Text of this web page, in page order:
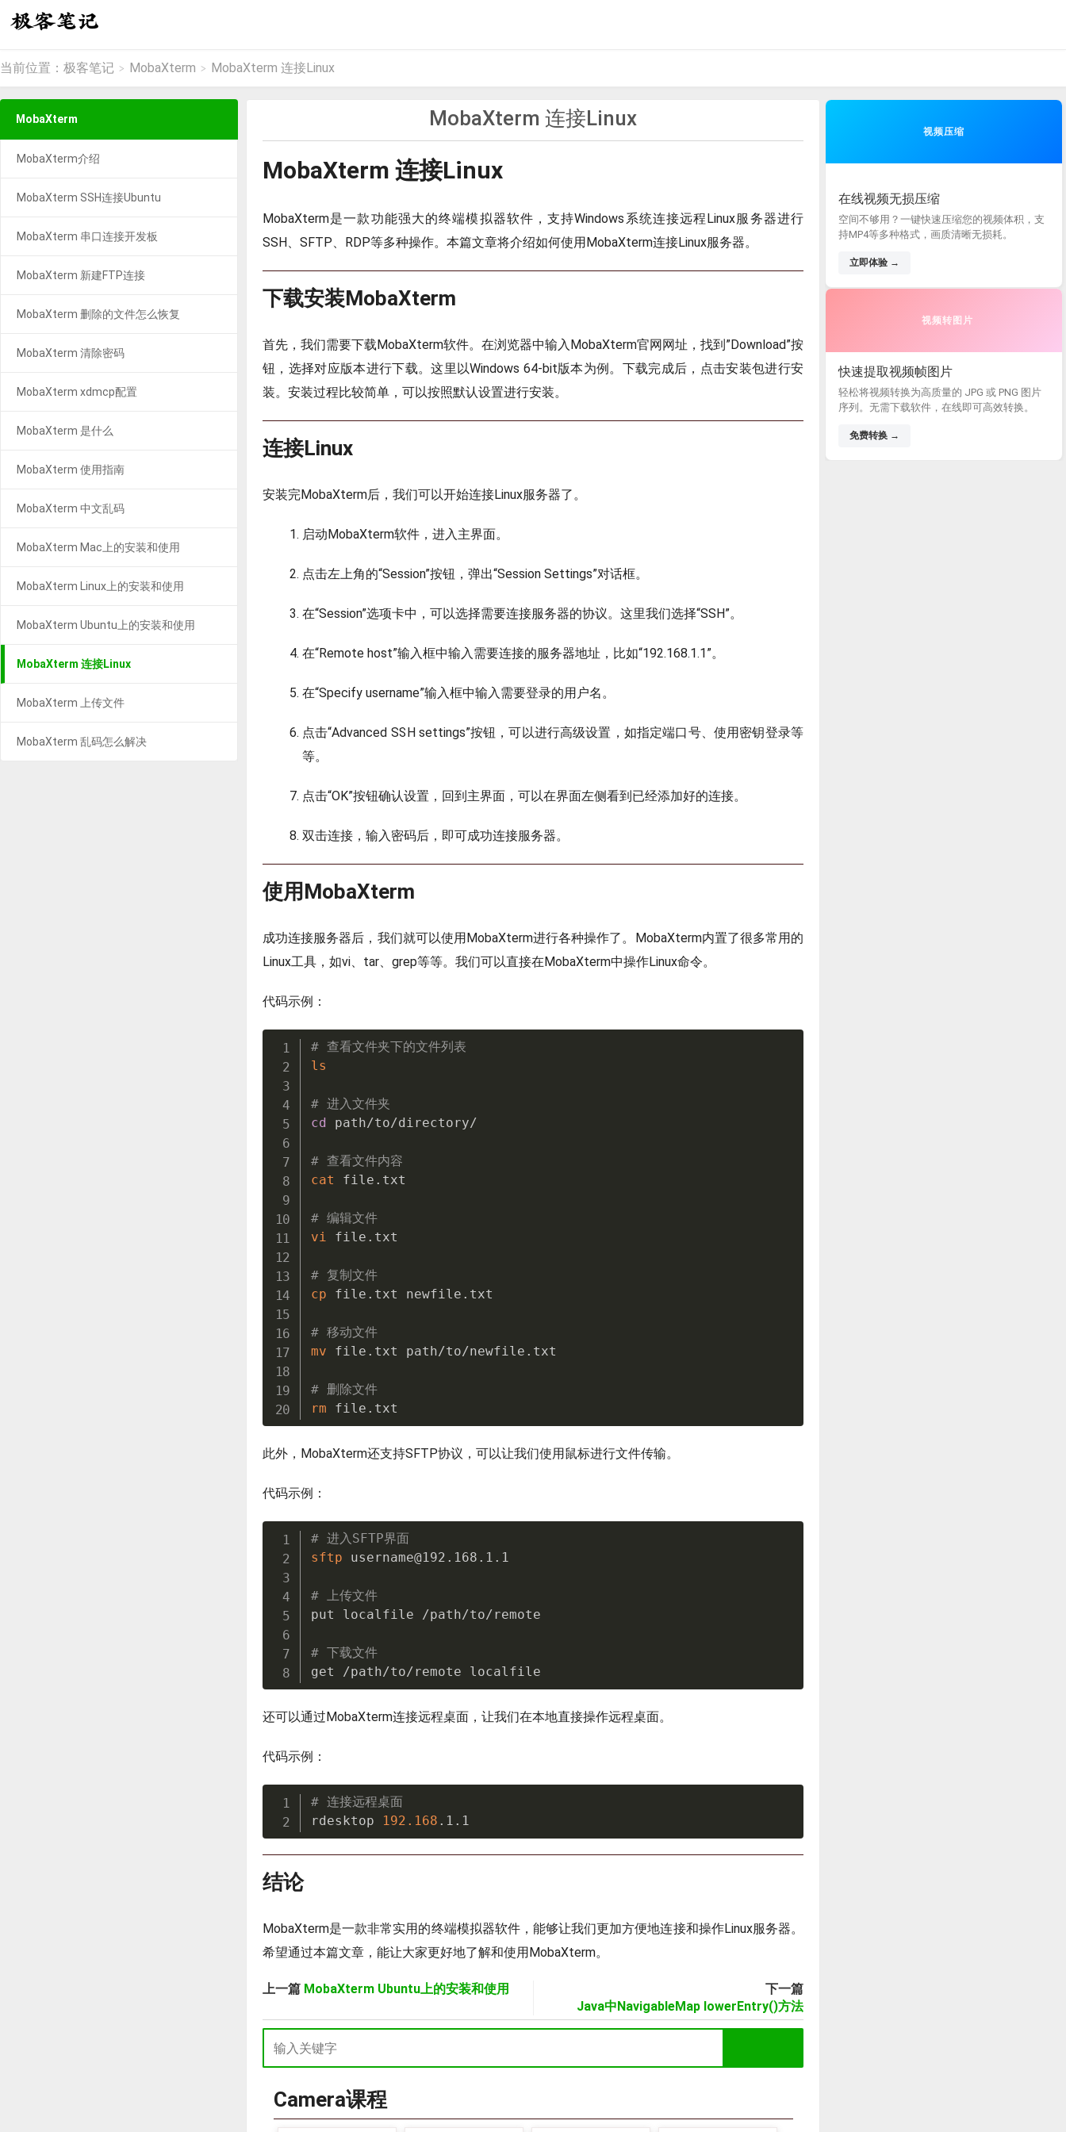
当前位置： 极客笔记 > MobaXterm > MobaXterm 连接Linux
MobaXterm 连接Linux
MobaXterm 连接Linux
MobaXterm是一款功能强大的终端模拟器软件，支持Windows系统连接远程Linux服务器进行
SSH、SFTP、RDP等多种操作。本篇文章将介绍如何使用MobaXterm连接Linux服务器。
下载安装MobaXterm
首先，我们需要下载MobaXterm软件。在浏览器中输入MobaXterm官网网址，找到”Download”按
钮，选择对应版本进行下载。这里以Windows 64-bit版本为例。下载完成后，点击安装包进行安
装。安装过程比较简单，可以按照默认设置进行安装。
连接Linux
安装完MobaXterm后，我们可以开始连接Linux服务器了。
启动MobaXterm软件，进入主界面。
点击左上角的“Session”按钮，弹出“Session Settings”对话框。
在“Session”选项卡中，可以选择需要连接服务器的协议。这里我们选择“SSH”。
在“Remote host”输入框中输入需要连接的服务器地址，比如“192.168.1.1”。
在“Specify username”输入框中输入需要登录的用户名。
点击“Advanced SSH settings”按钮，可以进行高级设置，如指定端口号、使用密钥登录等
等。
点击“OK”按钮确认设置，回到主界面，可以在界面左侧看到已经添加好的连接。
双击连接，输入密码后，即可成功连接服务器。
使用MobaXterm
成功连接服务器后，我们就可以使用MobaXterm进行各种操作了。MobaXterm内置了很多常用的
Linux工具，如vi、tar、grep等等。我们可以直接在MobaXterm中操作Linux命令。
代码示例：
# 查看文件夹下的文件列表
ls
# 进入文件夹
cd path/to/directory/
# 查看文件内容
cat file.txt
# 编辑文件
vi file.txt
# 复制文件
cp file.txt newfile.txt
# 移动文件
mv file.txt path/to/newfile.txt
# 删除文件
rm file.txt
此外，MobaXterm还支持SFTP协议，可以让我们使用鼠标进行文件传输。
代码示例：
# 进入SFTP界面
sftp username@192.168.1.1
# 上传文件
put localfile /path/to/remote
# 下载文件
get /path/to/remote localfile
还可以通过MobaXterm连接远程桌面，让我们在本地直接操作远程桌面。
代码示例：
# 连接远程桌面
rdesktop
192.168 .1.1
结论
MobaXterm是一款非常实用的终端模拟器软件，能够让我们更加方便地连接和操作Linux服务器。
希望通过本篇文章，能让大家更好地了解和使用MobaXterm。
上一篇 MobaXterm Ubuntu上的安装和使用
下一篇
Java中NavigableMap lowerEntry()方法
Camera课程
MobaXterm
MobaXterm介绍
MobaXterm SSH连接Ubuntu
MobaXterm 串口连接开发板
MobaXterm 新建FTP连接
MobaXterm 删除的文件怎么恢复
MobaXterm 清除密码
MobaXterm xdmcp配置
MobaXterm 是什么
MobaXterm 使用指南
MobaXterm 中文乱码
MobaXterm Mac上的安装和使用
MobaXterm Linux上的安装和使用
MobaXterm Ubuntu上的安装和使用
MobaXterm 连接Linux
MobaXterm 上传文件
MobaXterm 乱码怎么解决
视频压缩
在线视频无损压缩
空间不够用？一键快速压缩您的视频体积，支
持MP4等多种格式，画质清晰无损耗。
立即体验 →
视频转图片
快速提取视频帧图片
轻松将视频转换为高质量的 JPG 或 PNG 图片
序列。无需下载软件，在线即可高效转换。
免费转换 →